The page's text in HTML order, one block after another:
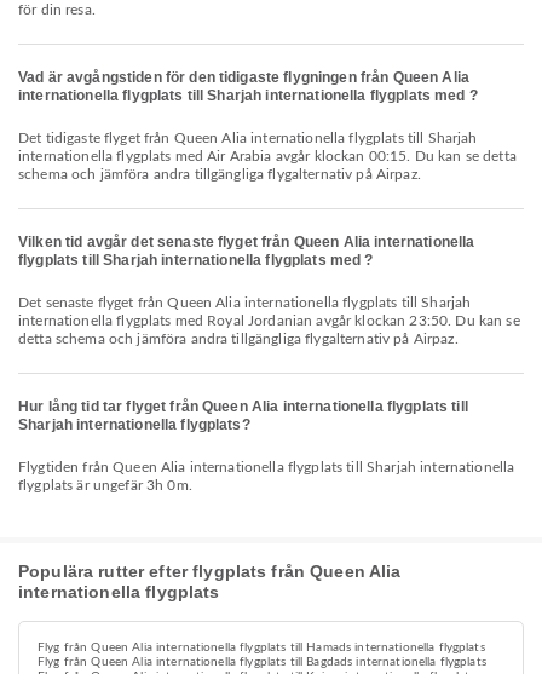
för din resa.
Vad är avgångstiden för den tidigaste flygningen från Queen Alia
internationella flygplats till Sharjah internationella flygplats med ?
Det tidigaste flyget från Queen Alia internationella flygplats till Sharjah
internationella flygplats med Air Arabia avgår klockan 00:15. Du kan se detta
schema och jämföra andra tillgängliga flygalternativ på Airpaz.
Vilken tid avgår det senaste flyget från Queen Alia internationella
flygplats till Sharjah internationella flygplats med ?
Det senaste flyget från Queen Alia internationella flygplats till Sharjah
internationella flygplats med Royal Jordanian avgår klockan 23:50. Du kan se
detta schema och jämföra andra tillgängliga flygalternativ på Airpaz.
Hur lång tid tar flyget från Queen Alia internationella flygplats till
Sharjah internationella flygplats?
Flygtiden från Queen Alia internationella flygplats till Sharjah internationella
flygplats är ungefär 3h 0m.
Populära rutter efter flygplats från Queen Alia
internationella flygplats
Flyg från Queen Alia internationella flygplats till Hamads internationella flygplats
Flyg från Queen Alia internationella flygplats till Bagdads internationella flygplats